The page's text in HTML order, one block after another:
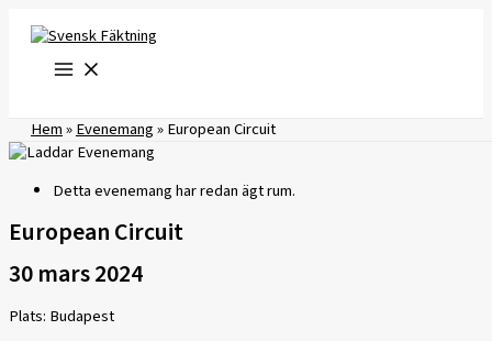
innehåll
Hem»Evenemang»European Circuit
Detta evenemang har redan ägt rum.
European Circuit
30 mars 2024
Plats: Budapest